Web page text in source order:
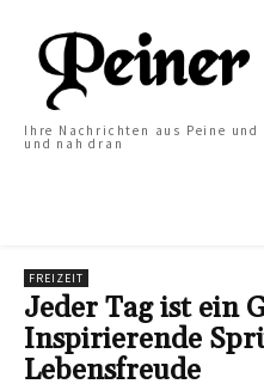
Ihre Nachrichten aus Peine
und nah dran
FREIZEIT
Jeder Tag ist ein
Inspirierende
Lebensfreude